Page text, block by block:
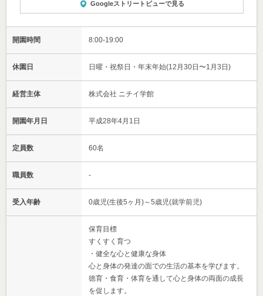
Googleストリートビューで見る
開園時間 8:00-19:00
休園日 日曜・祝祭日・年末年始(12月30日〜1月3日)
経営主体 株式会社 ニチイ学館
開園年月日 平成28年4月1日
定員数 60名
職員数 -
受入年齢 0歳児(生後5ヶ月)～5歳児(就学前児)
保育目標
すくすく育つ
・健全な心と健康な身体
心と身体の発達の面での生活の基本を学びます。
徳育・食育・体育を通して心と身体の両面の成長
を促します。